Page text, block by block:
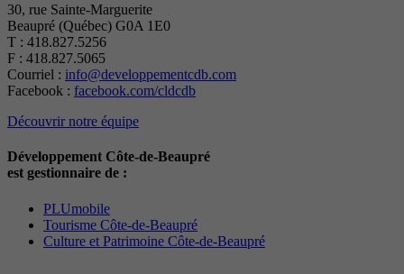
30, rue Sainte-Marguerite
Beaupré (Québec) G0A 1E0
T : 418.827.5256
F : 418.827.5065
Courriel : info@developpementcdb.com
Facebook : facebook.com/cldcdb
Découvrir notre équipe
Développement Côte-de-Beaupré
est gestionnaire de :
PLUmobile
Tourisme Côte-de-Beaupré
Culture et Patrimoine Côte-de-Beaupré